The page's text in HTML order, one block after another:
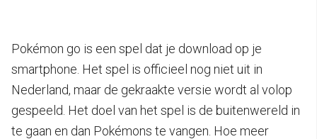
Pokémon go is een spel dat je download op je
smartphone. Het spel is officieel nog niet uit in
Nederland, maar de gekraakte versie wordt al volop
gespeeld. Het doel van het spel is de buitenwereld in
te gaan en dan Pokémons te vangen. Hoe meer